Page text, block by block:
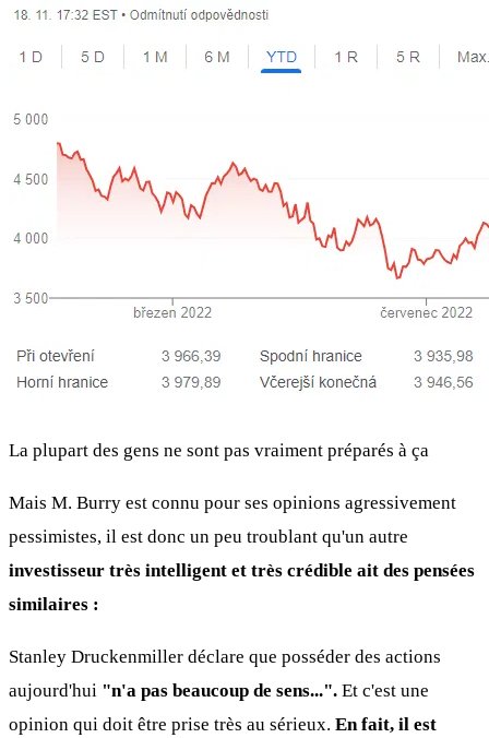
La plupart des gens ne sont pas vraiment préparés à ça
Mais M. Burry est connu pour ses opinions agressivement
pessimistes, il est donc un peu troublant qu'un autre
investisseur très intelligent et très crédible ait des pensées
similaires :
Stanley Druckenmiller déclare que posséder des actions
aujourd'hui "n'a pas beaucoup de sens...". Et c'est une
opinion qui doit être prise très au sérieux. En fait, il est